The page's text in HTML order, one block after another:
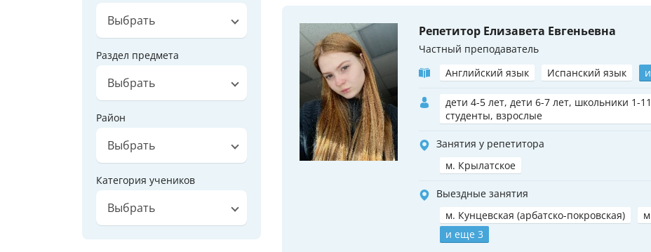
Выбрать
Раздел предмета
Выбрать
Район
Выбрать
Категория учеников
Выбрать
Репетитор Елизавета Евгеньевна
Частный преподаватель
Английский язык
Испанский язык
дети 4-5 лет, дети 6-7 лет, школьники 1-
студенты, взрослые
Занятия у репетитора
м. Крылатское
Выездные занятия
м. Кунцевская (арбатско-покровская)
и еще 3